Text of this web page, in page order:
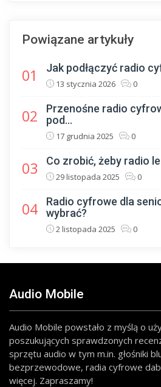
Powiązane artykuły
01 Jak podłączyć radio
13 stycznia 2026 0
02
Przenośne radio
pod...
17 grudnia 2025 0
03 Co zrobić, żeby radio
29 listopada 2025 0
04
Radio cyfrowe dla
wybrać?
2 listopada 2025 0
Audio Mobile
Audio Mobile powstało z myślą o
poszukujących sprawdzonych
sprzętu audio w tym m.in. głośniki
bezprzewodowe, radia cyfrowe
więcej. Zapraszamy!